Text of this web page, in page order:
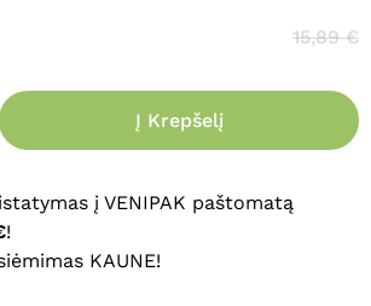
15,89€
Į Krepšelį
į VENIPAK paštomatą
!
KAUNE!
puslapį, kad jų nebereiktų
iš naujo, kai kitą kartą vėl norėsiu